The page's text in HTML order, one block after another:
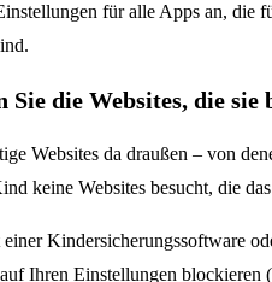
für alle Apps an, die
Sie die Websites, die sie
Websites da draußen – von
keine Websites besucht, die
Kindersicherungssoftware
auf Ihren Einstellungen